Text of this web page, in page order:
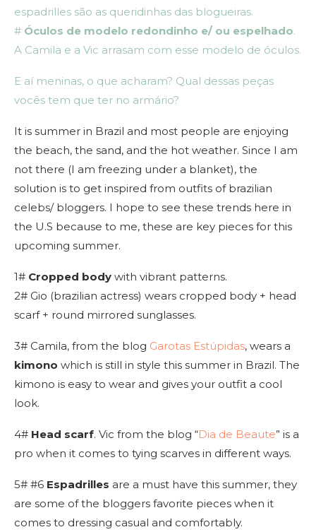
espadrilles são as queridinhas das blogueiras.
# Óculos de modelo redondinho e/ ou espelhado.
A Camila e a Vic arrasam com esse modelo de óculos.
E aí meninas, o que acharam? Qual dessas peças
vocês tem que ter no armário?
It is summer in Brazil and most people are enjoying
the beach, the sand, and the hot weather. Since I am
not there (I am freezing under a blanket), the
solution is to get inspired from outfits of brazilian
celebs/ bloggers. I hope to see these trends here in
the U.S because to me, these are key pieces for this
upcoming summer.
1# Cropped body with vibrant patterns.
2# Gio (brazilian actress) wears cropped body + head
scarf + round mirrored sunglasses.
3# Camila, from the blog Garotas Estúpidas, wears a
kimono which is still in style this summer in Brazil. The
kimono is easy to wear and gives your outfit a cool
look.
4# Head scarf. Vic from the blog “Dia de Beaute” is a
pro when it comes to tying scarves in different ways.
5# #6 Espadrilles are a must have this summer, they
are some of the bloggers favorite pieces when it
comes to dressing casual and comfortably.